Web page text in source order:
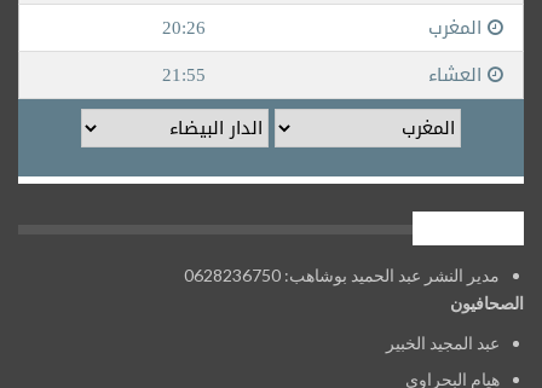
مدير النشر عبد الحميد بوشاهب: 0628236750
الصحافيون
عبد المجيد الخبير
هيام البحراوي